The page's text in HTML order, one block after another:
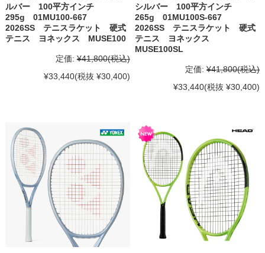
ルバー 100平方インチ
295g 01MU100-667
2026SS テニスラケット 硬式
テニス ヨネックス MUSE100
定価: ¥41,800(税込)
¥33,440(税抜 ¥30,400)
シルバー 100平方インチ
265g 01MU100S-667
2026SS テニスラケット 硬式
テニス ヨネックス
MUSE100SL
定価: ¥41,800(税込)
¥33,440(税抜 ¥30,400)